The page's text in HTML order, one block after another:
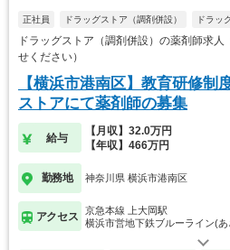
正社員 ドラッグストア（調剤併設） ドラッ
ドラッグストア（調剤併設）の薬剤師求
せください）
【横浜市港南区】教育研修制
ストアにて薬剤師の募集
給与
【月収】32.0万円
【年収】466万円
勤務地 神奈川県 横浜市港南区
アクセス
京急本線 上大岡駅
横浜市営地下鉄ブルーライン(